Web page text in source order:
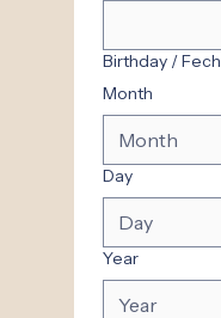
Birthday /
Month
Month
Day
Year